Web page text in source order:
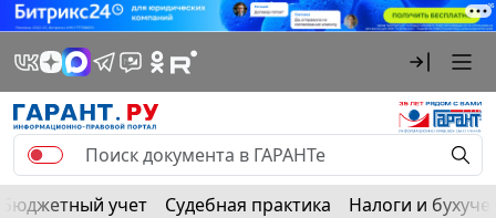
Бюджетный учет Судебная практика Налоги и